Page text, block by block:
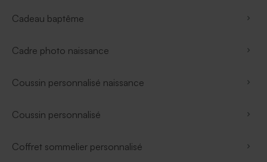
Cadeau baptême
Cadre photo naissance
Coussin personnalisé naissance
Coussin personnalisé
Coffret sommelier personnalisé